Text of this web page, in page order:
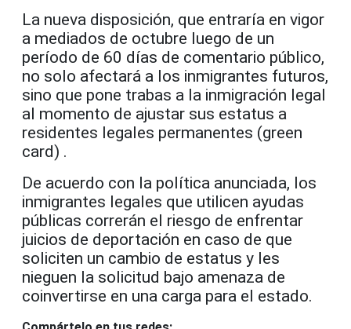
La nueva disposición, que entraría en vigor
a mediados de octubre luego de un
período de 60 días de comentario público,
no solo afectará a los inmigrantes futuros,
sino que pone trabas a la inmigración legal
al momento de ajustar sus estatus a
residentes legales permanentes (green
card) .
De acuerdo con la política anunciada, los
inmigrantes legales que utilicen ayudas
públicas correrán el riesgo de enfrentar
juicios de deportación en caso de que
soliciten un cambio de estatus y les
nieguen la solicitud bajo amenaza de
coinvertirse en una carga para el estado.